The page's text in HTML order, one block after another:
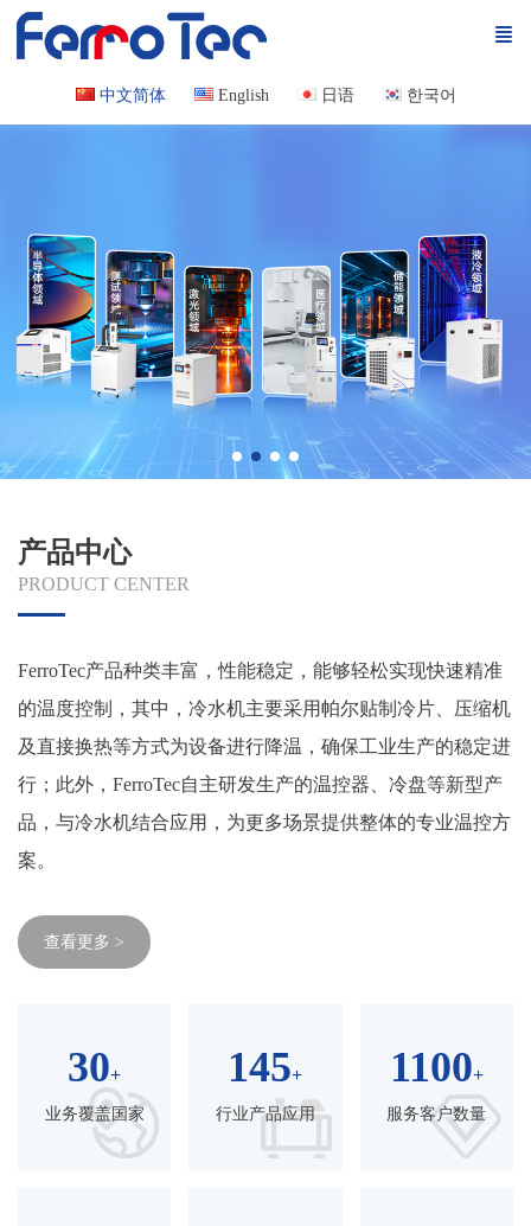
中文简体 English 日语 한국어
产品中心
PRODUCT CENTER
FerroTec产品种类丰富，性能稳定，能够轻松实现快速精准
的温度控制，其中，冷水机主要采用帕尔贴制冷片、压缩机
及直接换热等方式为设备进行降温，确保工业生产的稳定进
行；此外，FerroTec自主研发生产的温控器、冷盘等新型产
品，与冷水机结合应用，为更多场景提供整体的专业温控方
案。
查看更多 >
30+
业务覆盖国家
145+
行业产品应用
1100+
服务客户数量